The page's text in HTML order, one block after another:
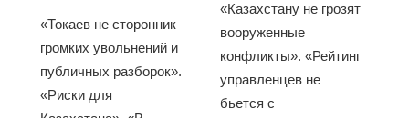
«Токаев не сторонник
громких увольнений и
публичных разборок».
«Риски для
«Казахстану не грозят
вооруженные
конфликты». «Рейтинг
управленцев не
бьется с